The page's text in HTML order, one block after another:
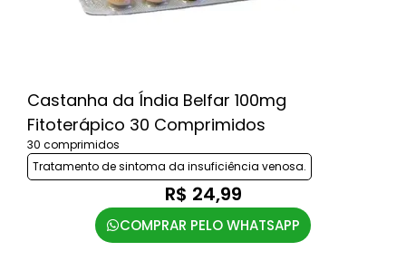
Castanha da Índia Belfar 100mg
Fitoterápico 30 Comprimidos
30 comprimidos
Tratamento de sintoma da insuficiência venosa.
R$ 24,99
COMPRAR PELO WHATSAPP